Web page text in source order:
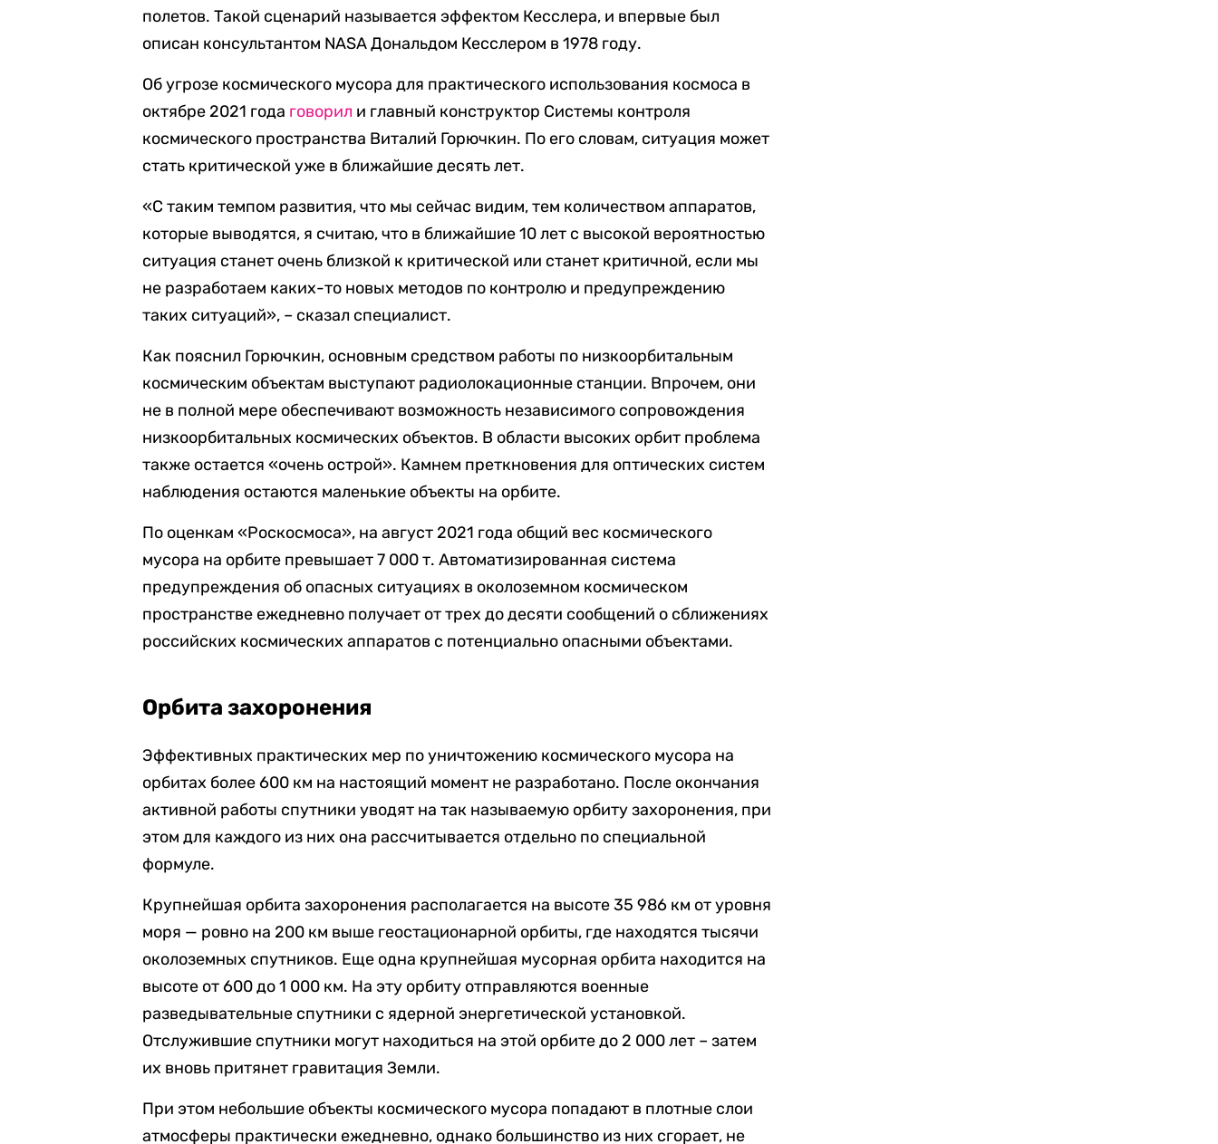
полетов. Такой сценарий называется эффектом Кесслера, и впервые был
описан консультантом NASA Дональдом Кесслером в 1978 году.
Об угрозе космического мусора для практического использования космоса в
октябре 2021 года говорил и главный конструктор Системы контроля
космического пространства Виталий Горючкин. По его словам, ситуация может
стать критической уже в ближайшие десять лет.
«С таким темпом развития, что мы сейчас видим, тем количеством аппаратов,
которые выводятся, я считаю, что в ближайшие 10 лет с высокой вероятностью
ситуация станет очень близкой к критической или станет критичной, если мы
не разработаем каких-то новых методов по контролю и предупреждению
таких ситуаций», – сказал специалист.
Как пояснил Горючкин, основным средством работы по низкоорбитальным
космическим объектам выступают радиолокационные станции. Впрочем, они
не в полной мере обеспечивают возможность независимого сопровождения
низкоорбитальных космических объектов. В области высоких орбит проблема
также остается «очень острой». Камнем преткновения для оптических систем
наблюдения остаются маленькие объекты на орбите.
По оценкам «Роскосмоса», на август 2021 года общий вес космического
мусора на орбите превышает 7 000 т. Автоматизированная система
предупреждения об опасных ситуациях в околоземном космическом
пространстве ежедневно получает от трех до десяти сообщений о сближениях
российских космических аппаратов с потенциально опасными объектами.
Орбита захоронения
Эффективных практических мер по уничтожению космического мусора на
орбитах более 600 км на настоящий момент не разработано. После окончания
активной работы спутники уводят на так называемую орбиту захоронения, при
этом для каждого из них она рассчитывается отдельно по специальной
формуле.
Крупнейшая орбита захоронения располагается на высоте 35 986 км от уровня
моря — ровно на 200 км выше геостационарной орбиты, где находятся тысячи
околоземных спутников. Еще одна крупнейшая мусорная орбита находится на
высоте от 600 до 1 000 км. На эту орбиту отправляются военные
разведывательные спутники с ядерной энергетической установкой.
Отслужившие спутники могут находиться на этой орбите до 2 000 лет – затем
их вновь притянет гравитация Земли.
При этом небольшие объекты космического мусора попадают в плотные слои
атмосферы практически ежедневно, однако большинство из них сгорает, не